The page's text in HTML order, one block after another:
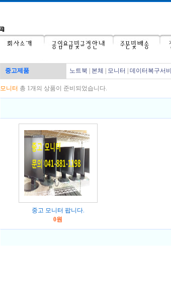
중고제품 노트북 본체 모니터 데이터복구서
모니터 총 1개의 상품이 준비되었습니다.
중고 모니터 팝니다.
0원